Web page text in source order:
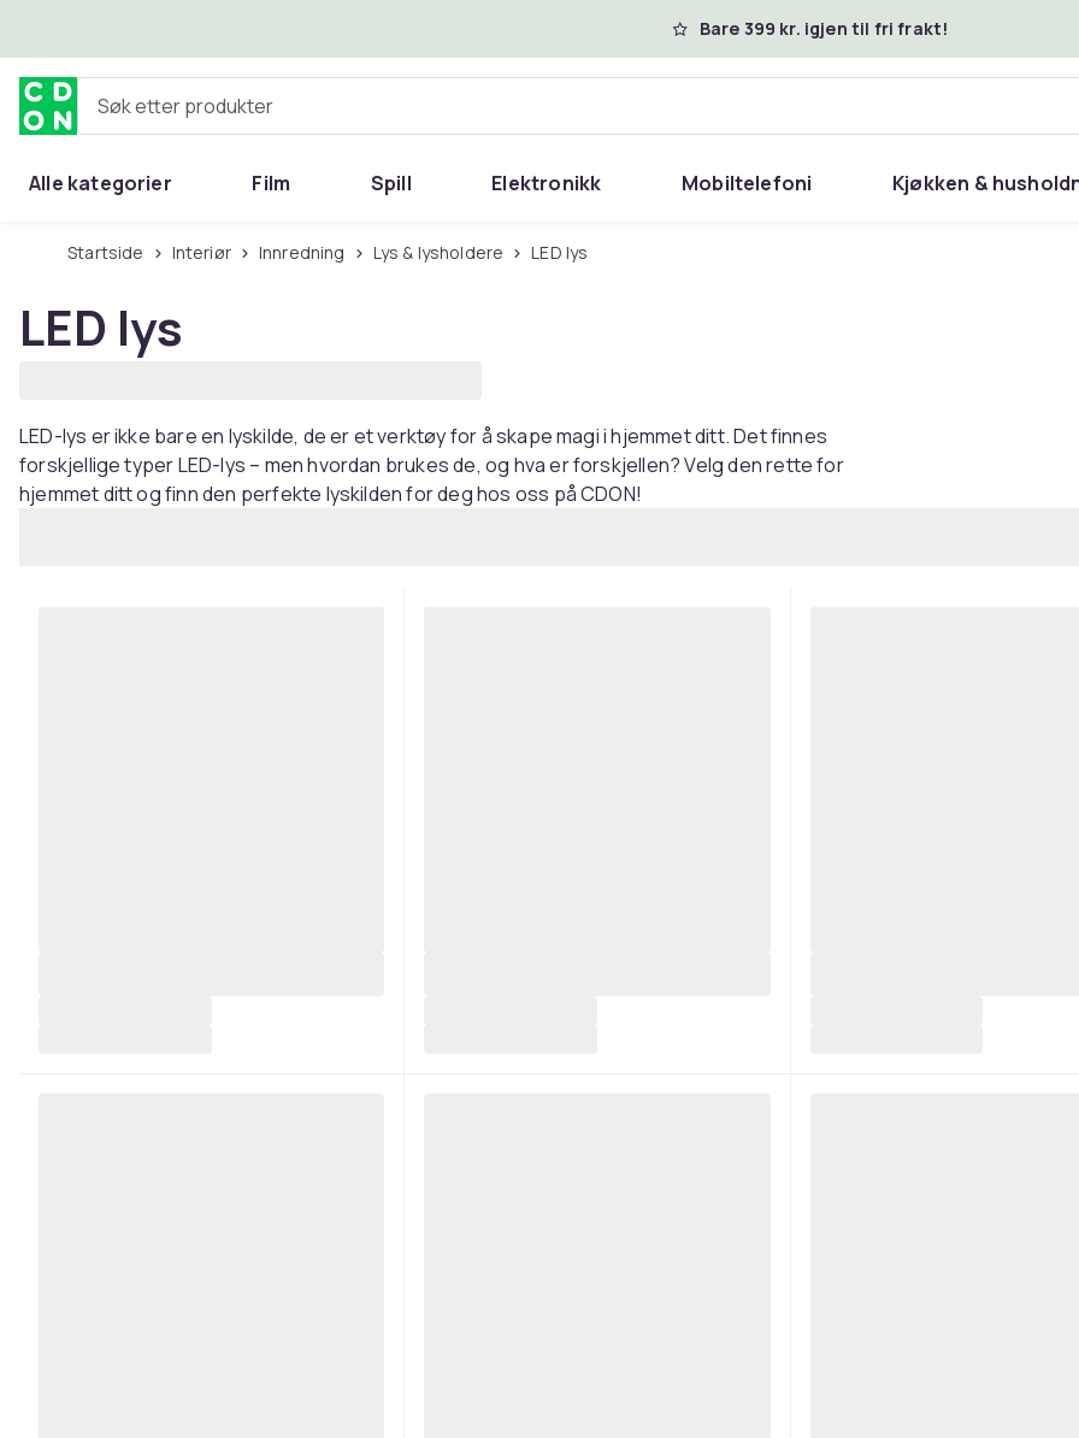
Bare 399 kr. igjen til fri frakt!
Søk etter produkter
Alle kategorier Film Spill Elektronikk Mobiltelefoni Kjøkken &
Startside Interiør Innredning Lys & lysholdere LED lys
LED lys
LED-lys er ikke bare en lyskilde, de er et verktøy for å skape magi i hjemmet ditt. Det finnes
forskjellige typer LED-lys – men hvordan brukes de, og hva er forskjellen? Velg den rette for
hjemmet ditt og finn den perfekte lyskilden for deg hos oss på CDON!